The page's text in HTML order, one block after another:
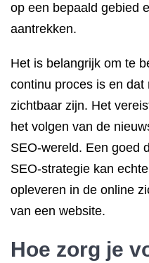
op een bepaald gebied
aantrekken.
Het is belangrijk om te
continu proces is en
zichtbaar zijn. Het
het volgen van de
SEO-wereld. Een goed
SEO-strategie kan
opleveren in de online
van een website.
Hoe zorg je